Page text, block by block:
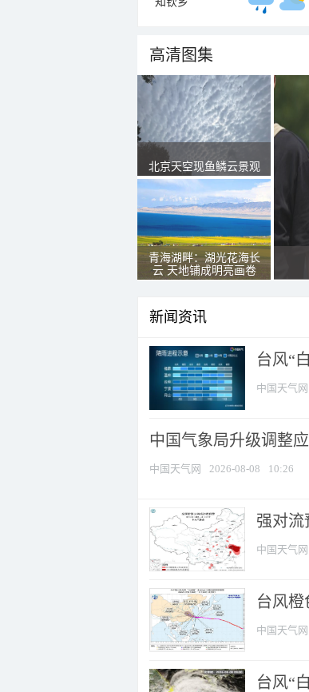
高清图集
北京天空现鱼鳞云景观
青海湖畔：湖光花海长
云 天地铺成明亮画卷
新闻资讯
台风“
中国天气网
中国气象局升级调整
中国天气网 2026-08-08 10:26
强对流
中国天气网
台风橙
中国天气网
台风“